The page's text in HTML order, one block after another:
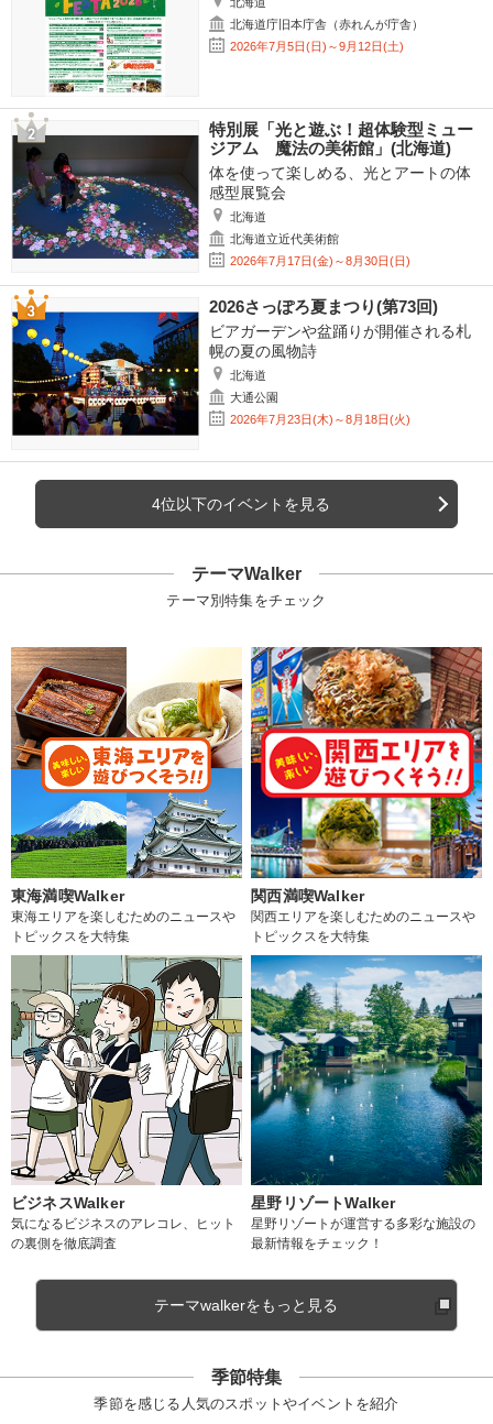
北海道庁旧本庁舎（赤れんが庁舎）
2026年7月5日(日)～9月12日(土)
特別展「光と遊ぶ！超体験型ミュー
ジアム 魔法の美術館」(北海道)
体を使って楽しめる、光とアートの体
感型展覧会
北海道
北海道立近代美術館
2026年7月17日(金)～8月30日(日)
2026さっぽろ夏まつり(第73回)
ビアガーデンや盆踊りが開催される札
幌の夏の風物詩
北海道
大通公園
2026年7月23日(木)～8月18日(火)
4位以下のイベントを見る
テーマWalker
テーマ別特集をチェック
東海満喫Walker
東海エリアを楽しむためのニュースや
トピックスを大特集
関西満喫Walker
関西エリアを楽しむためのニュースや
トピックスを大特集
ビジネスWalker
気になるビジネスのアレコレ、ヒット
の裏側を徹底調査
星野リゾートWalker
星野リゾートが運営する多彩な施設の
最新情報をチェック！
テーマwalkerをもっと見る
季節特集
季節を感じる人気のスポットやイベントを紹介